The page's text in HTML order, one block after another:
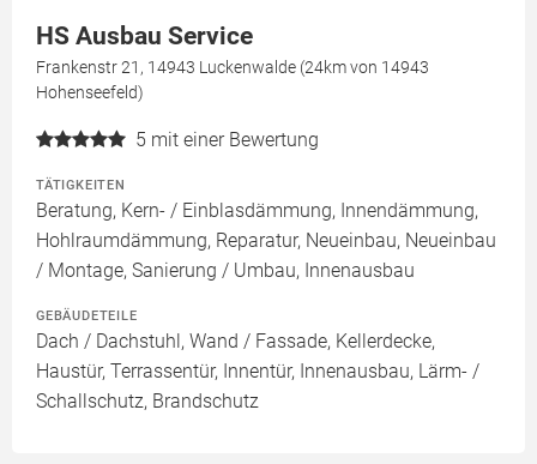
HS Ausbau Service
Frankenstr 21, 14943 Luckenwalde (24km von 14943
Hohenseefeld)
5 mit einer Bewertung
TÄTIGKEITEN
Beratung, Kern- / Einblasdämmung, Innendämmung,
Hohlraumdämmung, Reparatur, Neueinbau, Neueinbau
/ Montage, Sanierung / Umbau, Innenausbau
GEBÄUDETEILE
Dach / Dachstuhl, Wand / Fassade, Kellerdecke,
Haustür, Terrassentür, Innentür, Innenausbau, Lärm- /
Schallschutz, Brandschutz